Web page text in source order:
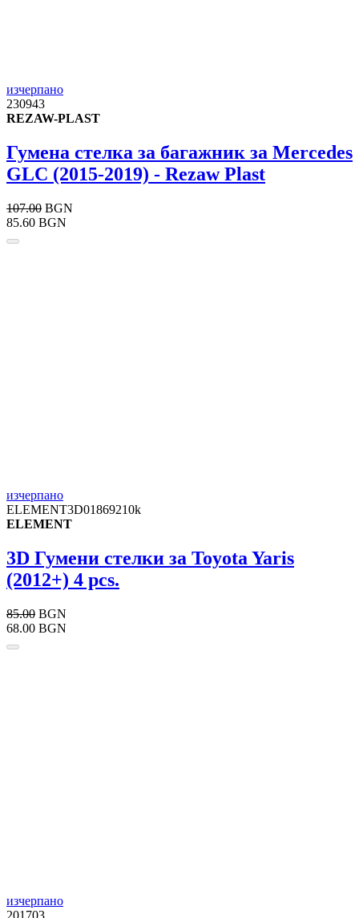
изчерпано
230943
REZAW-PLAST
Гумена стелка за багажник за Mercedes
GLC (2015-2019) - Rezaw Plast
107.00 BGN
85.60 BGN
изчерпано
ELEMENT3D01869210k
ELEMENT
3D Гумени стелки за Toyota Yaris
(2012+) 4 pcs.
85.00 BGN
68.00 BGN
изчерпано
201703